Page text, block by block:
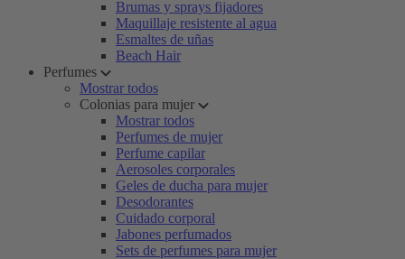
Brumas y sprays fijadores
Maquillaje resistente al agua
Esmaltes de uñas
Beach Hair
Perfumes
Mostrar todos
Colonias para mujer
Mostrar todos
Perfumes de mujer
Perfume capilar
Aerosoles corporales
Geles de ducha para mujer
Desodorantes
Cuidado corporal
Jabones perfumados
Sets de perfumes para mujer